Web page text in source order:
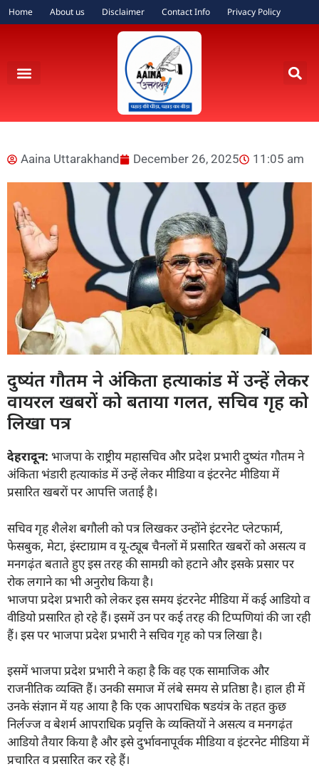
Home About us Disclaimer Contact Info Privacy Policy
Aaina Uttarakhand December 26, 2025 11:05 am
दुष्यंत गौतम ने अंकिता हत्याकांड में उन्हें लेकर
वायरल खबरों को बताया गलत, सचिव गृह को
लिखा पत्र
देहरादून: भाजपा के राष्ट्रीय महासचिव और प्रदेश प्रभारी दुष्यंत गौतम ने
अंकिता भंडारी हत्याकांड में उन्हें लेकर मीडिया व इंटरनेट मीडिया में
प्रसारित खबरों पर आपत्ति जताई है।
सचिव गृह शैलेश बगौली को पत्र लिखकर उन्होंने इंटरनेट प्लेटफार्म,
फेसबुक, मेटा, इंस्टाग्राम व यू-ट्यूब चैनलों में प्रसारित खबरों को असत्य व
मनगढ़ंत बताते हुए इस तरह की सामग्री को हटाने और इसके प्रसार पर
रोक लगाने का भी अनुरोध किया है।
भाजपा प्रदेश प्रभारी को लेकर इस समय इंटरनेट मीडिया में कई आडियो व
वीडियो प्रसारित हो रहे हैं। इसमें उन पर कई तरह की टिप्पणियां की जा रही
हैं। इस पर भाजपा प्रदेश प्रभारी ने सचिव गृह को पत्र लिखा है।
इसमें भाजपा प्रदेश प्रभारी ने कहा है कि वह एक सामाजिक और
राजनीतिक व्यक्ति हैं। उनकी समाज में लंबे समय से प्रतिष्ठा है। हाल ही में
उनके संज्ञान में यह आया है कि एक आपराधिक षडयंत्र के तहत कुछ
निर्लज्ज व बेशर्म आपराधिक प्रवृत्ति के व्यक्तियों ने असत्य व मनगढ़ंत
आडियो तैयार किया है और इसे दुर्भावनापूर्वक मीडिया व इंटरनेट मीडिया में
प्रचारित व प्रसारित कर रहे हैं।